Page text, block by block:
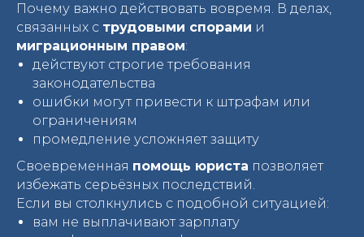
Почему важно действовать вовремя. В делах,
связанных с трудовыми спорами и
миграционным правом:
действуют строгие требования
законодательства
ошибки могут привести к штрафам или
ограничениям
промедление усложняет защиту
Своевременная помощь юриста позволяет
избежать серьёзных последствий.
Если вы столкнулись с подобной ситуацией:
вам не выплачивают зарплату